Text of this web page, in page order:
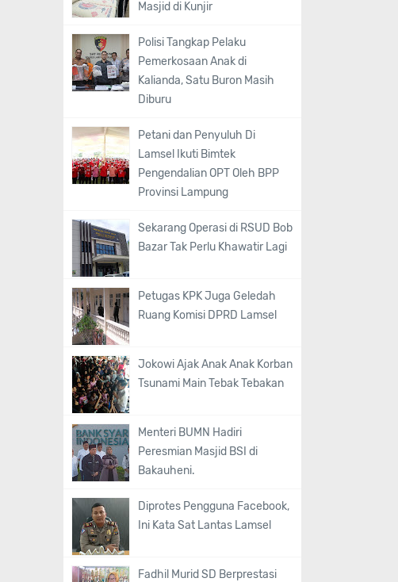
Masjid di Kunjir
Polisi Tangkap Pelaku
Pemerkosaan Anak di
Kalianda, Satu Buron Masih
Diburu
Petani dan Penyuluh Di
Lamsel Ikuti Bimtek
Pengendalian OPT Oleh BPP
Provinsi Lampung
Sekarang Operasi di RSUD Bob
Bazar Tak Perlu Khawatir Lagi
Petugas KPK Juga Geledah
Ruang Komisi DPRD Lamsel
Jokowi Ajak Anak Anak Korban
Tsunami Main Tebak Tebakan
Menteri BUMN Hadiri
Peresmian Masjid BSI di
Bakauheni.
Diprotes Pengguna Facebook,
Ini Kata Sat Lantas Lamsel
Fadhil Murid SD Berprestasi